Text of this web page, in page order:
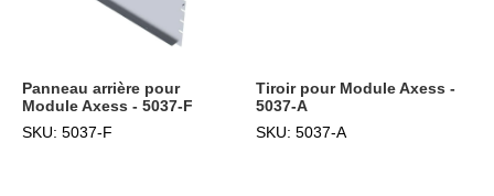
Panneau arrière pour
Module Axess - 5037-F
SKU: 5037-F
Tiroir pour Module Axess -
5037-A
SKU: 5037-A